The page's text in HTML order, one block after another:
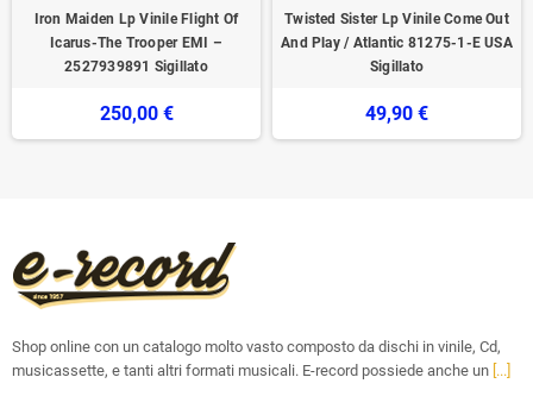
Iron Maiden Lp Vinile Flight Of
Icarus-The Trooper EMI –
2527939891 Sigillato
250,00 €
Twisted Sister Lp Vinile Come Out
And Play / Atlantic 81275-1-E USA
Sigillato
49,90 €
Shop online con un catalogo molto vasto composto da dischi in vinile, Cd,
musicassette, e tanti altri formati musicali. E-record possiede anche un [...]